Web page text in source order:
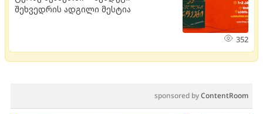
შეხვედრის ადგილი მესტია
352
sponsored byContentRoom